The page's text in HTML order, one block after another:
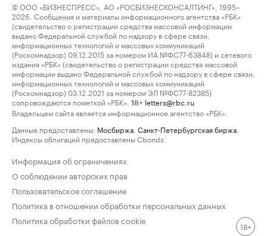
© ООО «БИЗНЕСПРЕСС», АО «РОСБИЗНЕСКОНСАЛТИНГ», 1995–
2026. Сообщения и материалы информационного агентства «РБК»
(свидетельство о регистрации средства массовой информации
выдано Федеральной службой по надзору в сфере связи,
информационных технологий и массовых коммуникаций
(Роскомнадзор) 09.12.2015 за номером ИА №ФС77-63848) и сетевого
издания «РБК» (свидетельство о регистрации средства массовой
информации выдано Федеральной службой по надзору в сфере связи,
информационных технологий и массовых коммуникаций
(Роскомнадзор) 03.12.2021 за номером ЭЛ №ФС77-82385)
сопровождаются пометкой «РБК».
18+ letters@rbc.ru
Владельцем сайта является информационное агентство «РБК».
Данные предоставлены: Мосбиржа Санкт-Петербургская биржа
Индексы облигаций предоставлены Cbonds.
Информация об ограничениях
О соблюдении авторских прав
Пользовательское соглашение
Политика в отношении обработки персональных данных
Политика обработки файлов cookie
18+